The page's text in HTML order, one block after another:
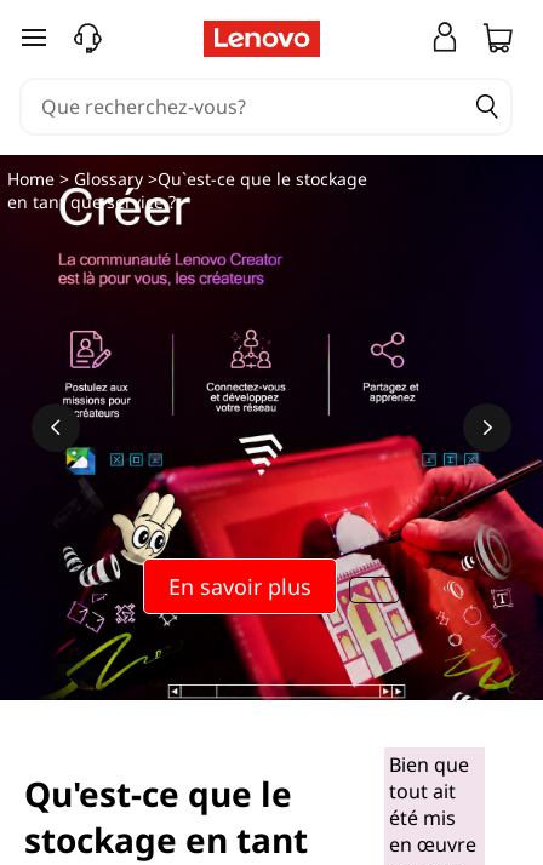
passer au contenu principal
En savoir plus
Home >Glossary >Qu`est-ce que le stockage
en tant que service ?
Qu'est-ce que le
stockage en tant
Bien que
tout ait
été mis
en œuvre